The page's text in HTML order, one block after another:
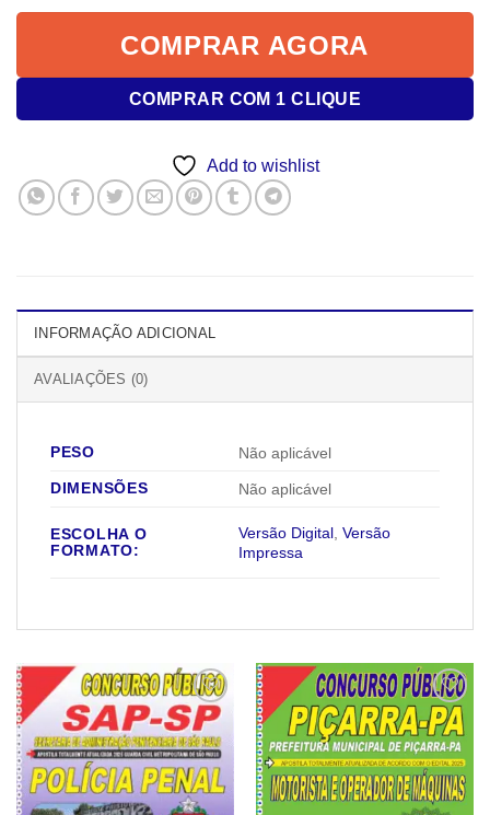
COMPRAR AGORA
COMPRAR COM 1 CLIQUE
Add to wishlist
INFORMAÇÃO ADICIONAL
AVALIAÇÕES (0)
PESO
Não aplicável
DIMENSÕES
Não aplicável
ESCOLHA O
FORMATO:
Versão Digital ,Versão
Impressa
Add to
wishlist
Add to
wishlist